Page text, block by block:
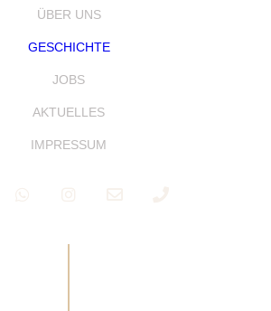
ÜBER UNS
GESCHICHTE
JOBS
AKTUELLES
IMPRESSUM